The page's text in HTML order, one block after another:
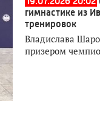
гимнастике из
тренировок
Владислава
призером